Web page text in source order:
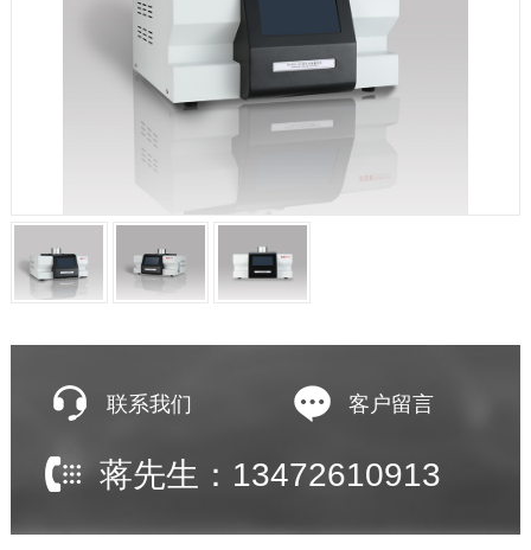
联系我们 客户留言
蒋先生：13472610913